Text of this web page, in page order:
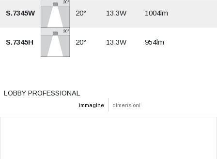
S.7345W 20° 13.3W 1004lm
S.7345H 20° 13.3W 954lm
immagine dimensioni
LOBBY PROFESSIONAL